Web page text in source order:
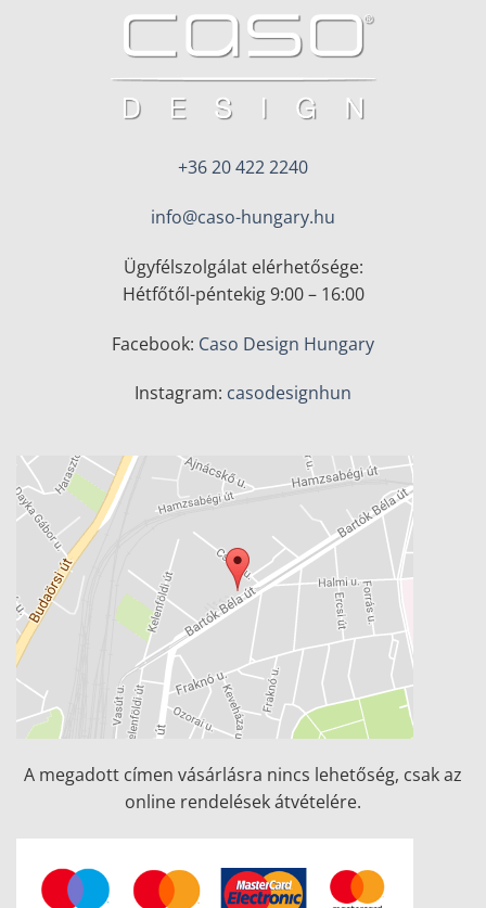
+36 20 422 2240
info@caso-hungary.hu
Ügyfélszolgálat elérhetősége:
Hétfőtől-péntekig 9:00 – 16:00
Facebook: Caso Design Hungary
Instagram: casodesignhun
A megadott címen vásárlásra nincs lehetőség, csak az
online rendelések átvételére.